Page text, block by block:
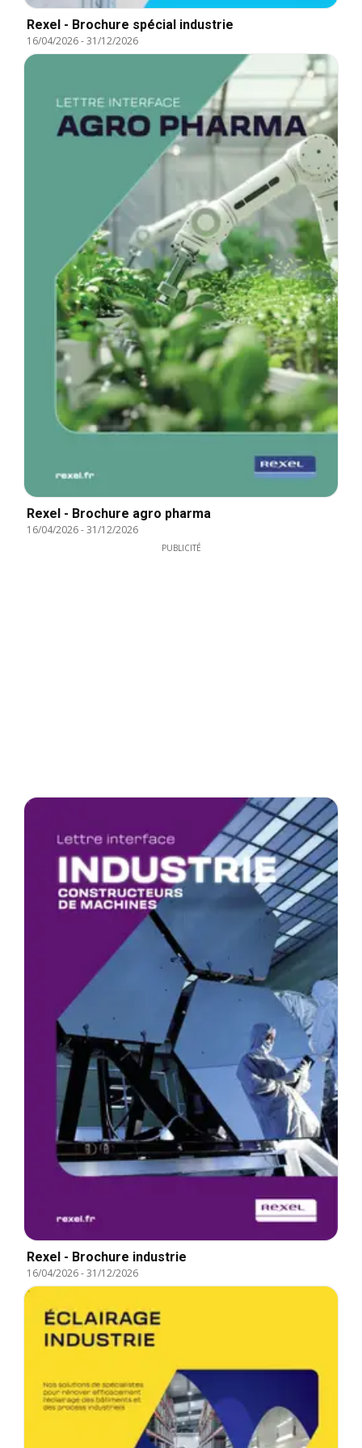
Rexel - Brochure spécial industrie
16/04/2026-31/12/2026
Rexel - Brochure agro pharma
16/04/2026-31/12/2026
PUBLICITÉ
Rexel - Brochure industrie
16/04/2026-31/12/2026